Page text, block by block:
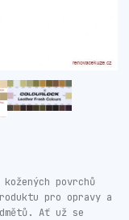
povrchů
pro opravy a
Ať už se